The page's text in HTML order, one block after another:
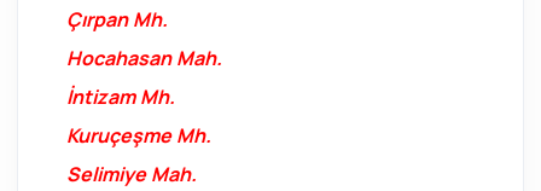
Çırpan Mh.
Hocahasan Mah.
İntizam Mh.
Kuruçeşme Mh.
Selimiye Mah.